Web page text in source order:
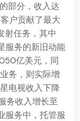
部分，收入达
户贡献了最大
射任务，其中
服务的新旧动能
亿美元，同
务，则实际增
电视收入下降
务收入增长至
服务中，托管服